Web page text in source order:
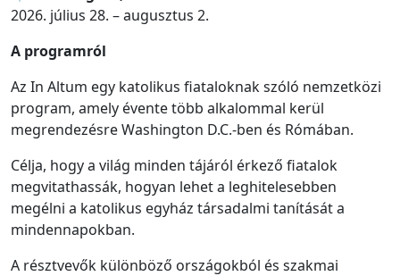
2026. július 28. – augusztus 2.
A programról
Az In Altum egy katolikus fiataloknak szóló nemzetközi
program, amely évente több alkalommal kerül
megrendezésre Washington D.C.-ben és Rómában.
Célja, hogy a világ minden tájáról érkező fiatalok
megvitathassák, hogyan lehet a leghitelesebben
megélni a katolikus egyház társadalmi tanítását a
mindennapokban.
A résztvevők különböző országokból és szakmai